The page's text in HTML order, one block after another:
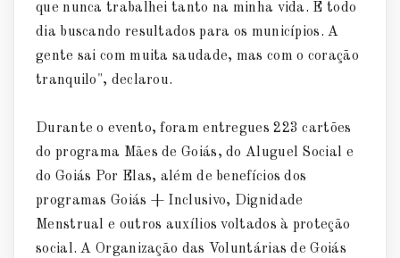
que nunca trabalhei tanto na minha vida. É todo
dia buscando resultados para os municípios. A
gente sai com muita saudade, mas com o coração
tranquilo", declarou.
Durante o evento, foram entregues 223 cartões
do programa Mães de Goiás, do Aluguel Social e
do Goiás Por Elas, além de benefícios dos
programas Goiás + Inclusivo, Dignidade
Menstrual e outros auxílios voltados à proteção
social. A Organização das Voluntárias de Goiás